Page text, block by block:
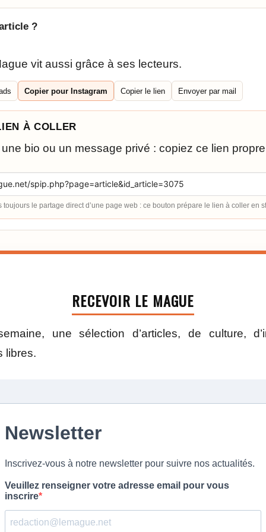
?
vit aussi grâce à ses lecteurs.
Copier pour Instagram Copier le lien Envoyer par mail
À COLLER
bio ou un message privé : copiez ce lien propre
toujours le partage direct d’une page web : ce bouton prépare le lien à coller en
RECEVOIR LE MAGUE
une sélection d’articles, de culture,
libres.